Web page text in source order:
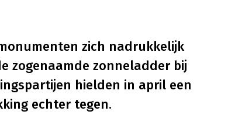
zich nadrukkelijk
zogenaamde zonneladder bij
hielden in april een
echter tegen.